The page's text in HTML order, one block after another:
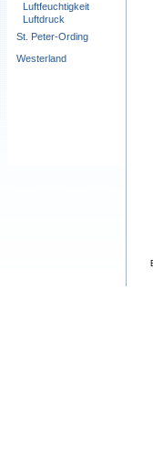
Luftfeuchtigkeit
Luftdruck
St. Peter-Ording
Westerland